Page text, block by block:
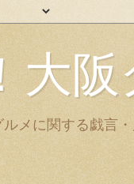
大
メに関する戯言